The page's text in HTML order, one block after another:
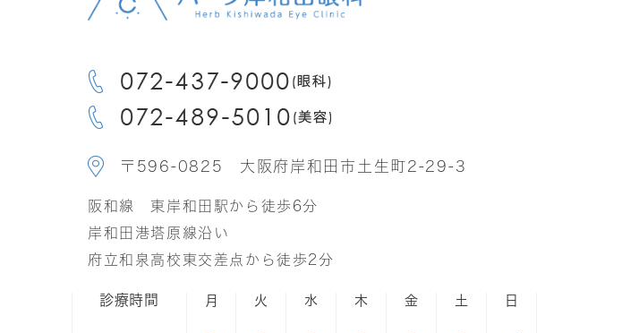
〒596-0825 大阪府岸和田市土生町2-29-3
阪和線 東岸和田駅から徒歩6分
岸和田港塔原線沿い
府立和泉高校東交差点から徒歩2分
診療時間 月 火 水 木 金 土 日